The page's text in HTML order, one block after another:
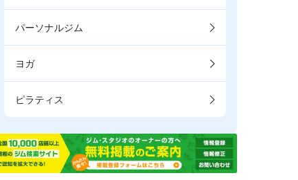
パーソナルジム
ヨガ
ピラティス